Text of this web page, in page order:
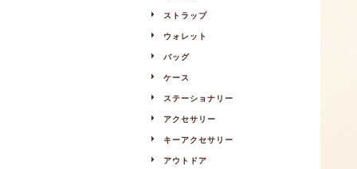
ストラップ
ウォレット
バッグ
ケース
ステーショナリー
アクセサリー
キーアクセサリー
アウトドア